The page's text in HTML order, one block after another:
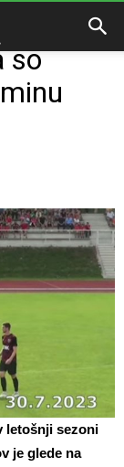
so
letošnji sezoni
je glede na